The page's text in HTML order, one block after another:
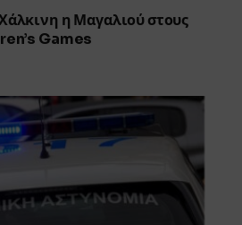
η Μαγαλιού στους
Games